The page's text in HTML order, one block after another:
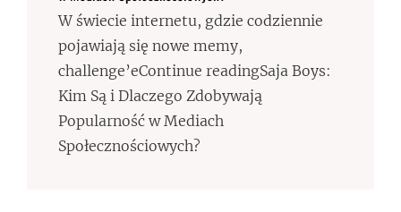
W świecie internetu, gdzie codziennie
pojawiają się nowe memy,
challenge’eContinue readingSaja Boys:
Kim Są i Dlaczego Zdobywają
Popularność w Mediach
Społecznościowych?